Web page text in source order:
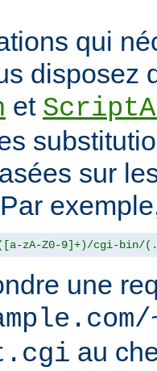
qui
disposez
et
sur
zA-Z0-9]+)/cgi-bin/
une
au